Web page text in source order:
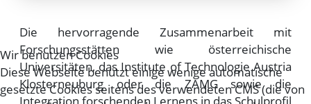
Die hervorragende Zusammenarbeit mit
Forschungsstätten wie österreichische
Universitäten, das Institute of Technologie Austria
Klosterneuburg oder die ZAMG sowie die
Integration forschenden Lernens in das Schulprofil
Wir benutzen Cookies
Diese Webseite benützt einige wenige automatische
gesetzte Cookies seitens des verwendeten CMS (die von